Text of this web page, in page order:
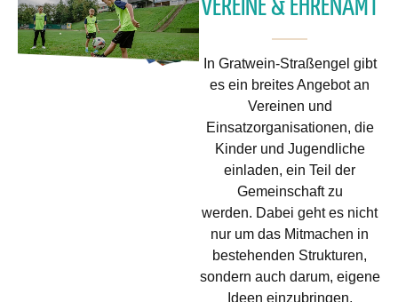
In Gratwein-Straßengel gibt
es ein breites Angebot an
Vereinen und
Einsatzorganisationen, die
Kinder und Jugendliche
einladen, ein Teil der
Gemeinschaft zu
werden. Dabei geht es nicht
nur um das Mitmachen in
bestehenden Strukturen,
sondern auch darum, eigene
Ideen einzubringen,